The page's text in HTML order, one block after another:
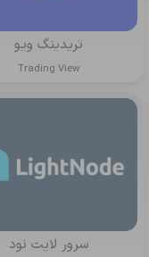
تریدینگ ویو
Trading View
سرور لایت نود